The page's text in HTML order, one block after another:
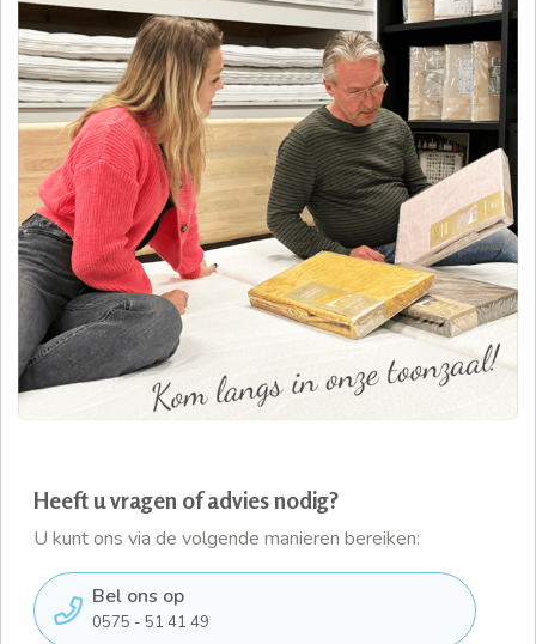
Heeft u vragen of advies nodig?
U kunt ons via de volgende manieren bereiken:
Bel ons op
0575 - 51 41 49